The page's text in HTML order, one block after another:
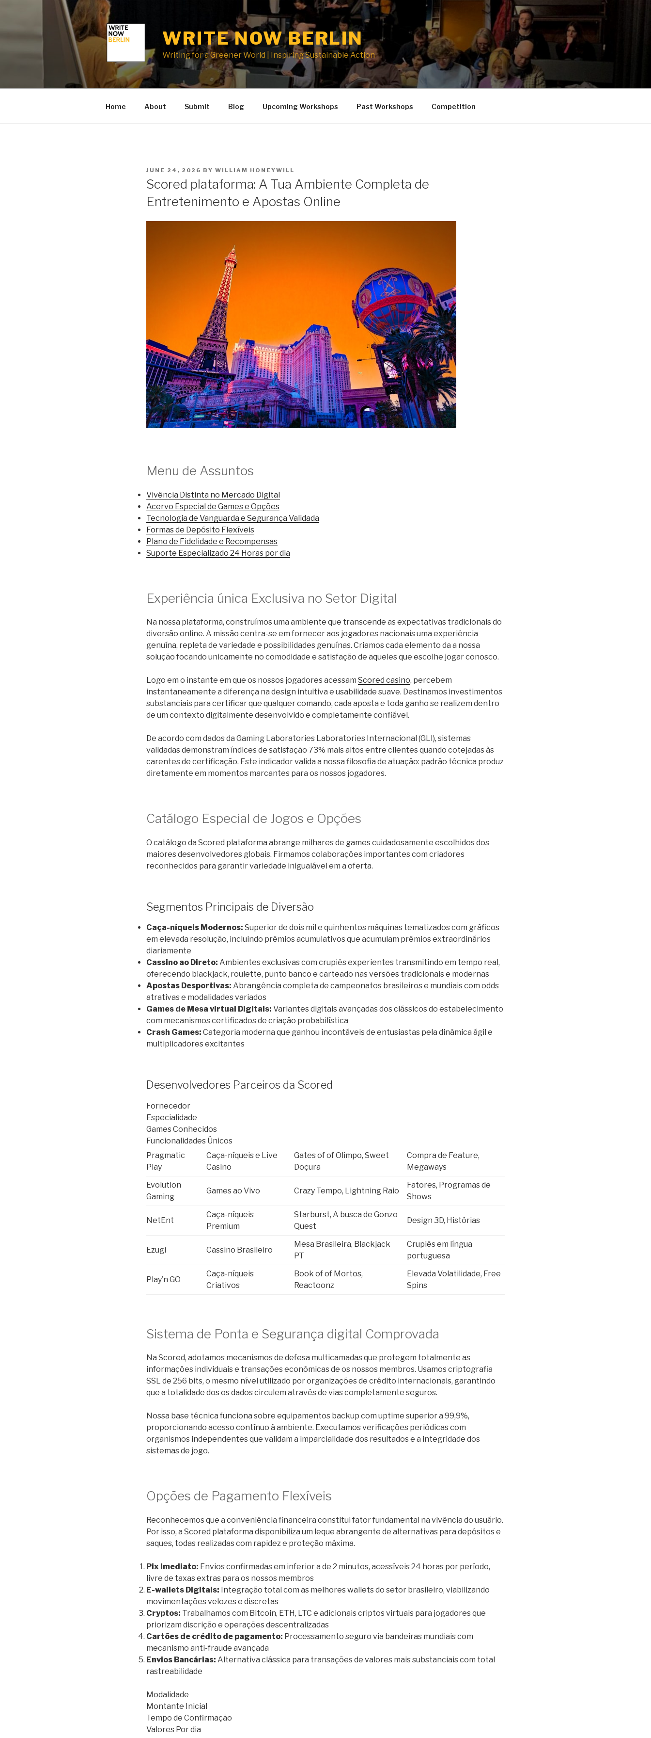
WRITE NOW BERLIN
Writing for a Greener World | Inspiring Sustainable Action
Home About Submit Blog Upcoming Workshops Past Workshops Competition
POSTED
JUNE 24, 2026 BY WILLIAM HONEYWILL
Scored plataforma: A Tua Ambiente Completa de
Entretenimento e Apostas Online
Menu de Assuntos
Vivência Distinta no Mercado Digital
Acervo Especial de Games e Opções
Tecnologia de Vanguarda e Segurança Validada
Formas de Depósito Flexíveis
Plano de Fidelidade e Recompensas
Suporte Especializado 24 Horas por dia
Experiência única Exclusiva no Setor Digital
Na nossa plataforma, construímos uma ambiente que transcende as expectativas tradicionais do
diversão online. A missão centra-se em fornecer aos jogadores nacionais uma experiência
genuína, repleta de variedade e possibilidades genuínas. Criamos cada elemento da a nossa
solução focando unicamente no comodidade e satisfação de aqueles que escolhe jogar conosco.
Logo em o instante em que os nossos jogadores acessam Scored casino, percebem
instantaneamente a diferença na design intuitiva e usabilidade suave. Destinamos investimentos
substanciais para certificar que qualquer comando, cada aposta e toda ganho se realizem dentro
de um contexto digitalmente desenvolvido e completamente confiável.
De acordo com dados da Gaming Laboratories Laboratories Internacional (GLI), sistemas
validadas demonstram índices de satisfação 73% mais altos entre clientes quando cotejadas às
carentes de certificação. Este indicador valida a nossa filosofia de atuação: padrão técnica produz
diretamente em momentos marcantes para os nossos jogadores.
Catálogo Especial de Jogos e Opções
O catálogo da Scored plataforma abrange milhares de games cuidadosamente escolhidos dos
maiores desenvolvedores globais. Firmamos colaborações importantes com criadores
reconhecidos para garantir variedade inigualável em a oferta.
Segmentos Principais de Diversão
Caça-níqueis Modernos: Superior de dois mil e quinhentos máquinas tematizados com gráficos
em elevada resolução, incluindo prêmios acumulativos que acumulam prêmios extraordinários
diariamente
Cassino ao Direto: Ambientes exclusivas com crupiês experientes transmitindo em tempo real,
oferecendo blackjack, roulette, punto banco e carteado nas versões tradicionais e modernas
Apostas Desportivas: Abrangência completa de campeonatos brasileiros e mundiais com odds
atrativas e modalidades variados
Games de Mesa virtual Digitais: Variantes digitais avançadas dos clássicos do estabelecimento
com mecanismos certificados de criação probabilística
Crash Games: Categoria moderna que ganhou incontáveis de entusiastas pela dinâmica ágil e
multiplicadores excitantes
Desenvolvedores Parceiros da Scored
Fornecedor
Especialidade
Games Conhecidos
Funcionalidades Únicos
Pragmatic
Play
Caça-níqueis e Live
Casino
Gates of of Olimpo, Sweet
Doçura
Compra de Feature,
Megaways
Evolution
Gaming
Games ao Vivo Crazy Tempo, Lightning Raio
Fatores, Programas de
Shows
NetEnt
Caça-níqueis
Premium
Starburst, A busca de Gonzo
Quest
Design 3D, Histórias
Ezugi Cassino Brasileiro
Mesa Brasileira, Blackjack
PT
Crupiês em língua
portuguesa
Play’n GO
Caça-níqueis
Criativos
Book of of Mortos,
Reactoonz
Elevada Volatilidade, Free
Spins
Sistema de Ponta e Segurança digital Comprovada
Na Scored, adotamos mecanismos de defesa multicamadas que protegem totalmente as
informações individuais e transações econômicas de os nossos membros. Usamos criptografia
SSL de 256 bits, o mesmo nível utilizado por organizações de crédito internacionais, garantindo
que a totalidade dos os dados circulem através de vias completamente seguros.
Nossa base técnica funciona sobre equipamentos backup com uptime superior a 99,9%,
proporcionando acesso contínuo à ambiente. Executamos verificações periódicas com
organismos independentes que validam a imparcialidade dos resultados e a integridade dos
sistemas de jogo.
Opções de Pagamento Flexíveis
Reconhecemos que a conveniência financeira constitui fator fundamental na vivência do usuário.
Por isso, a Scored plataforma disponibiliza um leque abrangente de alternativas para depósitos e
saques, todas realizadas com rapidez e proteção máxima.
Pix Imediato: Envios confirmadas em inferior a de 2 minutos, acessíveis 24 horas por período,
livre de taxas extras para os nossos membros
E-wallets Digitais: Integração total com as melhores wallets do setor brasileiro, viabilizando
movimentações velozes e discretas
Cryptos: Trabalhamos com Bitcoin, ETH, LTC e adicionais criptos virtuais para jogadores que
priorizam discrição e operações descentralizadas
Cartões de crédito de pagamento: Processamento seguro via bandeiras mundiais com
mecanismo anti-fraude avançada
Envios Bancárias: Alternativa clássica para transações de valores mais substanciais com total
rastreabilidade
Modalidade
Montante Inicial
Tempo de Confirmação
Valores Por dia